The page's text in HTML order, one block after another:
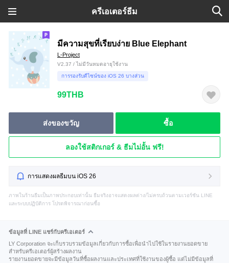
ครีเอเตอร์ธีม
มีความสุขที่เรียบง่าย Blue Elephant
L-Project
V2.37 / ไม่มีวันหมดอายุใช้งาน
การรองรับดีไซน์ของ iOS 26 บางส่วน
99THB
ส่งของขวัญ ซื้อ
ลองใช้สติกเกอร์ & ธีมไม่อั้น ฟรี!
การแสดงผลธีมบน iOS 26
ภาพในร้านธีมเป็นภาพประกอบเท่านั้น ธีมจริงอาจแสดงผลต่าง/ไม่ครบถ้วนตามเวอร์ชัน LINE
และระบบปฏิบัติการ โปรดพิจารณาก่อนซื้อ
ข้อมูลที่ LINE แชร์กับครีเอเตอร์
LY Corporation จะเก็บรวบรวมข้อมูลเกี่ยวกับการซื้อเพื่อนำไปใช้ในรายงานยอดขาย
สำหรับครีเอเตอร์ผู้สร้างผลงาน
รายงานยอดขายจะมีข้อมูลวันที่ซื้อผลงานและประเทศที่ใช้งานของผู้ซื้อ แต่ไม่มีข้อมูลที่